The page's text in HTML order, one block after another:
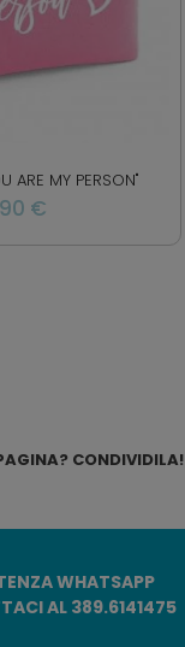
ARE MY PERSON"
€
CONDIVIDILA!
WHATSAPP
AL 389.6141475